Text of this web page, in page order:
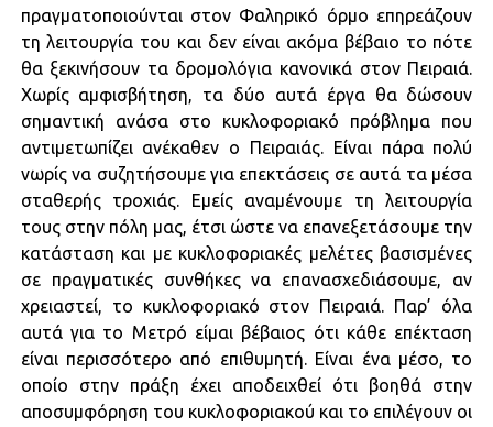
πραγματοποιούνται στον Φαληρικό όρμο επηρεάζουν
τη λειτουργία του και δεν είναι ακόμα βέβαιο το πότε
θα ξεκινήσουν τα δρομολόγια κανονικά στον Πειραιά.
Χωρίς αμφισβήτηση, τα δύο αυτά έργα θα δώσουν
σημαντική ανάσα στο κυκλοφοριακό πρόβλημα που
αντιμετωπίζει ανέκαθεν ο Πειραιάς. Είναι πάρα πολύ
νωρίς να συζητήσουμε για επεκτάσεις σε αυτά τα μέσα
σταθερής τροχιάς. Εμείς αναμένουμε τη λειτουργία
τους στην πόλη μας, έτσι ώστε να επανεξετάσουμε την
κατάσταση και με κυκλοφοριακές μελέτες βασισμένες
σε πραγματικές συνθήκες να επανασχεδιάσουμε, αν
χρειαστεί, το κυκλοφοριακό στον Πειραιά. Παρ’ όλα
αυτά για το Μετρό είμαι βέβαιος ότι κάθε επέκταση
είναι περισσότερο από επιθυμητή. Είναι ένα μέσο, το
οποίο στην πράξη έχει αποδειχθεί ότι βοηθά στην
αποσυμφόρηση του κυκλοφοριακού και το επιλέγουν οι